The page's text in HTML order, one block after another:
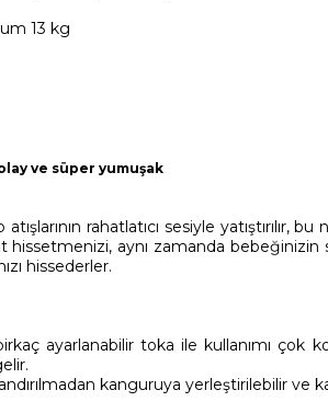
13 kg
ve süper yumuşak
rahatlatıcı sesiyle yatıştırılır, bu
aynı zamanda
hissederler.
ayarlanabilir toka ile kullanımı çok
kanguruya yerleştirilebilir ve